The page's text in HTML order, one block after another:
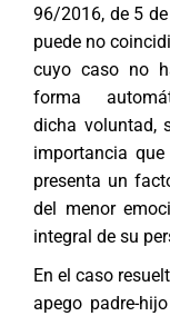
96/2016, de 5
puede no
cuyo caso no
forma
dicha voluntad,
importancia
presenta un
del menor
integral de su
En el caso
apego padre-